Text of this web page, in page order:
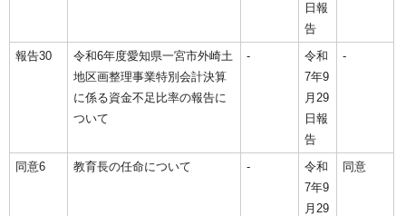
日報
告
報告30
令和6年度愛知県一宮市外崎土
地区画整理事業特別会計決算
に係る資金不足比率の報告に
ついて
-
令和
7年9
月29
日報
告
-
同意6 教育長の任命について -
令和
7年9
月29
同意